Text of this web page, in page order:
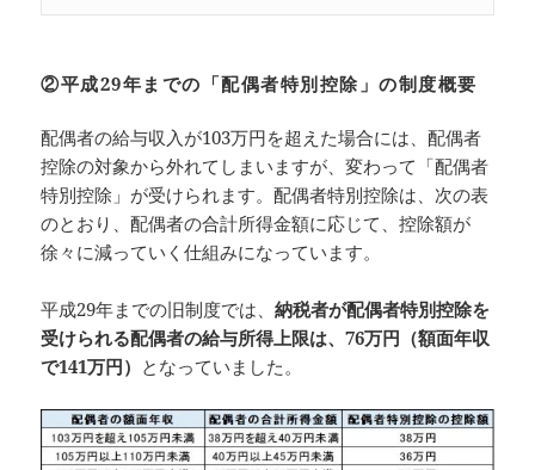
②平成29年までの「配偶者特別控除」の制度概要
配偶者の給与収入が103万円を超えた場合には、配偶者
控除の対象から外れてしまいますが、変わって「配偶者
特別控除」が受けられます。配偶者特別控除は、次の表
のとおり、配偶者の合計所得金額に応じて、控除額が
徐々に減っていく仕組みになっています。
平成29年までの旧制度では、納税者が配偶者特別控除を
受けられる配偶者の給与所得上限は、76万円（額面年収
で141万円） となっていました。